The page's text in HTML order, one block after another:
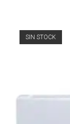
SIN STOCK